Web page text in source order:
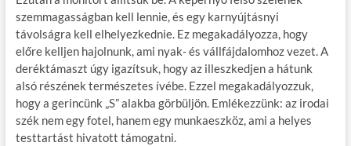
szemmagasságban kell lennie, és egy karnyújtásnyi
távolságra kell elhelyezkednie. Ez megakadályozza, hogy
előre kelljen hajolnunk, ami nyak- és vállfájdalomhoz vezet. A
deréktámaszt úgy igazítsuk, hogy az illeszkedjen a hátunk
alsó részének természetes ívébe. Ezzel megakadályozzuk,
hogy a gerincünk „S” alakba görbüljön. Emlékezzünk: az irodai
szék nem egy fotel, hanem egy munkaeszköz, ami a helyes
testtartást hivatott támogatni.